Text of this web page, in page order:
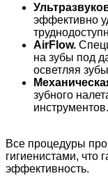
эффективно
AirFlow.
на зубы под
осветляя
зубного
инструментов.
Все процедуры
гигиенистами, что
эффективность.